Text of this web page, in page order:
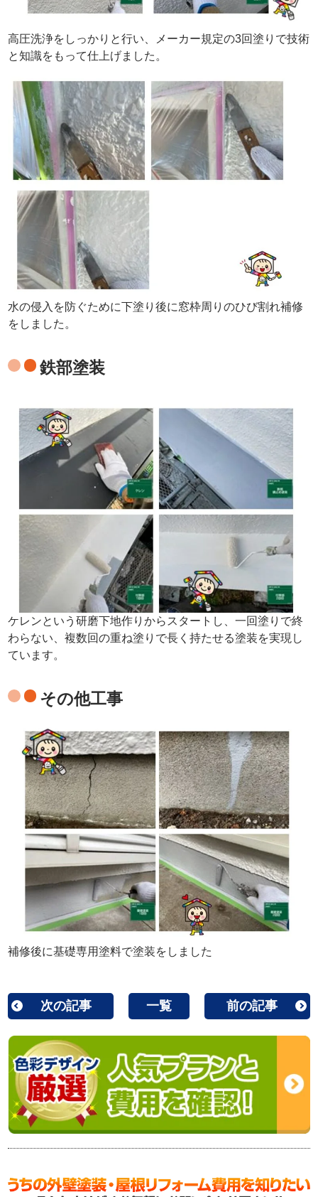
高圧洗浄をしっかりと行い、メーカー規定の3回塗りで技術
と知識をもって仕上げました。
水の侵入を防ぐために下塗り後に窓枠周りのひび割れ補修
をしました。
鉄部塗装
ケレンという研磨下地作りからスタートし、一回塗りで終
わらない、複数回の重ね塗りで長く持たせる塗装を実現し
ています。
その他工事
補修後に基礎専用塗料で塗装をしました
次の記事 一覧 前の記事